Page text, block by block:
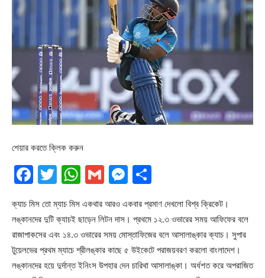
শেয়ার করতে ক্লিক করুন
Facebook
Twitter
WhatsApp
GmailMessenger
ক্যাচ মিস তো ম্যাচ মিস একথার আরও একবার প্রমাণ দেখলো বিশ্ব ক্রিকেট।
লঙ্কানদের দুটি ক্যাচই ছাড়েন লিটন দাস। প্রথমে ১২.৩ ওভারের সময় আফিফের বলে
রাজাপাকসের এবং ১৪.৩ ওভারের সময় মোস্তাফিজের বলে আসালাঙ্কার ক্যাচ। সুপার
টুয়েলভের প্রথম ম্যাচে শ্রীলঙ্কার কাছে ৫ উইকেটে পরাজয়বরণ করলো বাংলাদেশ।
লঙ্কানদের হয়ে দুর্দান্ত ইনিংস উপহার দেন চারিথা আসালাঙ্কা। অর্ধশত করে অপরাজিত